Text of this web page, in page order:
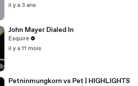
il y a 3 ans
John Mayer Dialed In
Esquire
il y a 11 mois
Petninmungkorn vs Pet | HIGHLIGHTS